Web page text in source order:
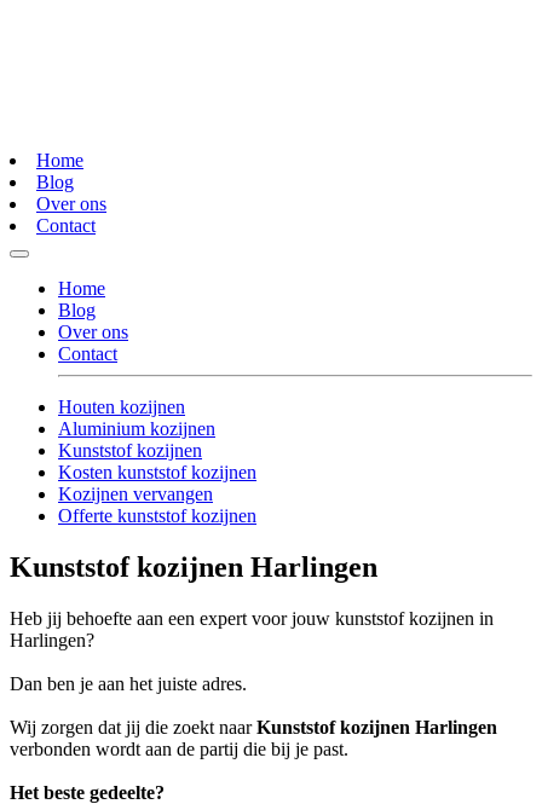
Home
Blog
Over ons
Contact
Home
Blog
Over ons
Contact
Houten kozijnen
Aluminium kozijnen
Kunststof kozijnen
Kosten kunststof kozijnen
Kozijnen vervangen
Offerte kunststof kozijnen
Kunststof kozijnen Harlingen
Heb jij behoefte aan een expert voor jouw kunststof kozijnen in
Harlingen?
Dan ben je aan het juiste adres.
Wij zorgen dat jij die zoekt naarKunststof kozijnen Harlingen
verbonden wordt aan de partij die bij je past.
Het beste gedeelte?